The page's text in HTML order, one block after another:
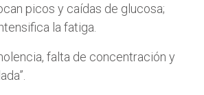
picos y caídas de glucosa;
la fatiga.
falta de concentración y